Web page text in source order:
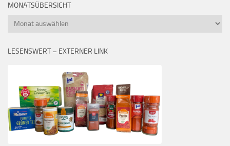
MONATSÜBERSICHT
Monatsübersicht
LESENSWERT – EXTERNER LINK